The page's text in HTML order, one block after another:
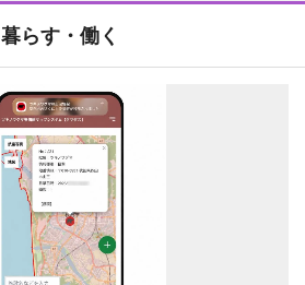
暮らす・働く